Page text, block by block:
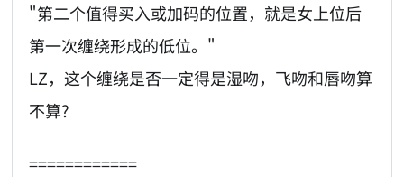
"第二个值得买入或加码的位置，就是女上位后
第一次缠绕形成的低位。"
LZ，这个缠绕是否一定得是湿吻，飞吻和唇吻算
不算?
============